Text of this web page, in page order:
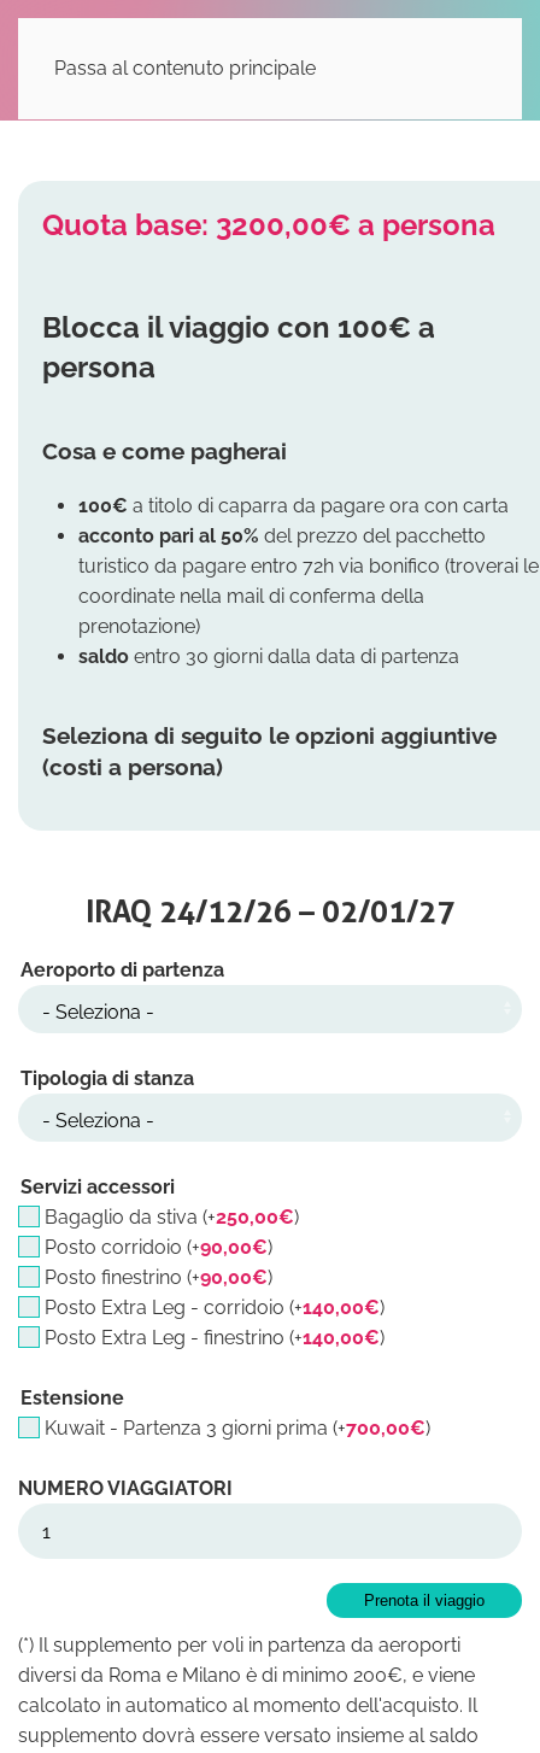
Passa al contenuto principale
Quota base: 3200,00€ a persona
Blocca il viaggio con 100€ a
persona
Cosa e come pagherai
100€ a titolo di caparra da pagare ora con carta
acconto pari al 50% del prezzo del pacchetto
turistico da pagare entro 72h via bonifico (troverai le
coordinate nella mail di conferma della
prenotazione)
saldo entro 30 giorni dalla data di partenza
Seleziona di seguito le opzioni aggiuntive
(costi a persona)
IRAQ 24/12/26 – 02/01/27
Aeroporto di partenza
Tipologia di stanza
Servizi accessori
Bagaglio da stiva (+250,00€)
Posto corridoio (+90,00€)
Posto finestrino (+90,00€)
Posto Extra Leg - corridoio (+140,00€)
Posto Extra Leg - finestrino (+140,00€)
Estensione
Kuwait - Partenza 3 giorni prima (+700,00€)
Prenota il viaggio
(*) Il supplemento per voli in partenza da aeroporti
diversi da Roma e Milano è di minimo 200€, e viene
calcolato in automatico al momento dell'acquisto. Il
supplemento dovrà essere versato insieme al saldo